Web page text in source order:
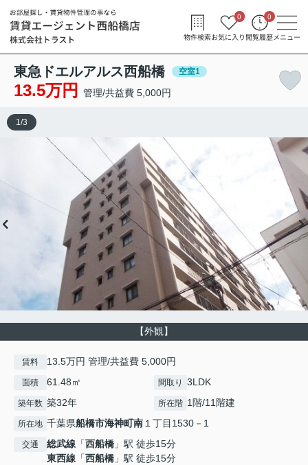
物件検索お気に入り
0
閲覧履歴
0
メニュー
東急ドエルアルス西船橋 空室1
13.5万円 管理/共益費 5,000円
【外観】
1/3
賃料 13.5万円 管理/共益費 5,000円
面積 61.48㎡ 間取り 3LDK
築年数 築32年 所在階 1階/11階建
所在地 千葉県船橋市海神町南１丁目1530－1
交通 総武線 「西船橋 」駅 徒歩15分
東西線 「西船橋 」駅 徒歩15分